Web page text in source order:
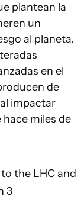
plantean la
un
al planeta.
en el
de
impactar
miles de
the LHC and
3